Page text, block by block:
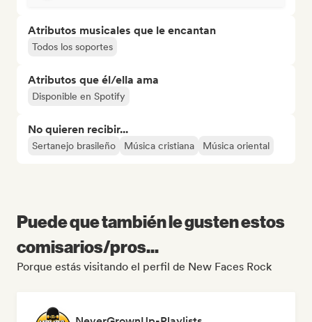
Atributos musicales que le encantan
Todos los soportes
Atributos que él/ella ama
Disponible en Spotify
No quieren recibir...
Sertanejo brasileño Música cristiana Música oriental
Puede que también le gusten estos
comisarios/pros...
Porque estás visitando el perfil de New Faces Rock